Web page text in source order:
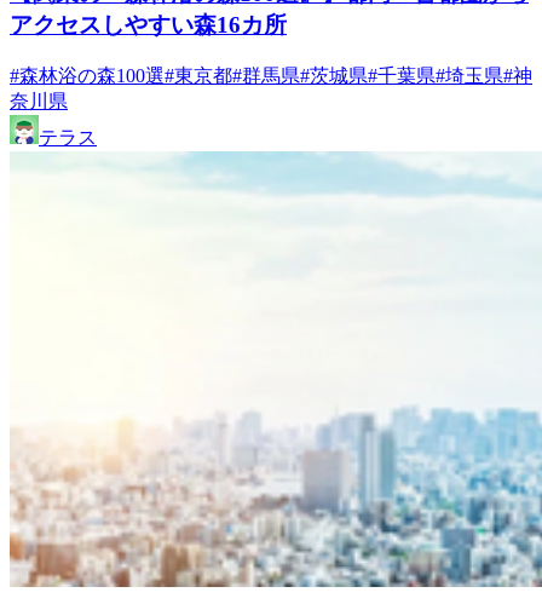
アクセスしやすい森16カ所
#森林浴の森100選#東京都#群馬県#茨城県#千葉県#埼玉県#神
奈川県
テラス